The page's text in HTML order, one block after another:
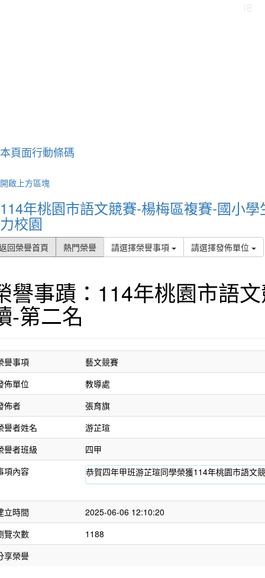
吧
人們
是我
作者
本頁面行動條碼
開啟上方區塊
114年桃園市語文競賽-楊梅區複賽-國小
力校園
回榮譽首頁 熱門榮譽 請選擇榮譽事項 請選擇發佈單位
譽事蹟：114年桃園市語
-第二名
譽事項
藝文競賽
佈單位
教導處
佈者
張育旗
譽者姓名
游芷瑄
譽者班級
四甲
項內容
恭賀四年甲班游芷瑄同學榮獲114年桃園市語文
立時間
2025-06-06 12:10:20
覽次數
1188
享榮譽